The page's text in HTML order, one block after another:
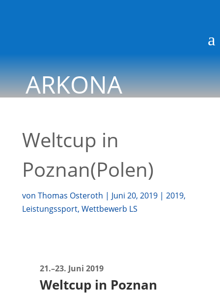
a
ARKONA
Weltcup in
Poznan(Polen)
von Thomas Osteroth | Juni 20, 2019| 2019,
Leistungssport, Wettbewerb LS
21.–23. Juni 2019
Weltcup in Poznan